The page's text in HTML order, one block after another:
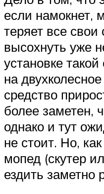
если намокнет,
теряет все свои
высохнуть уже
установке
на
средство
более заметен,
однако и тут
не стоит. Но,
мопед (скутер
ездить заметно